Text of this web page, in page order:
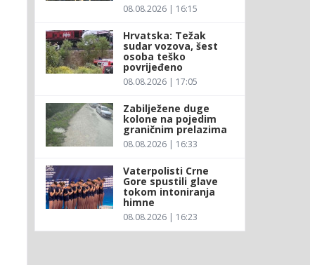
08.08.2026 | 16:15
Hrvatska: Težak
sudar vozova, šest
osoba teško
povrijeđeno
08.08.2026 | 17:05
Zabilježene duge
kolone na pojedim
graničnim prelazima
08.08.2026 | 16:33
Vaterpolisti Crne
Gore spustili glave
tokom intoniranja
himne
08.08.2026 | 16:23